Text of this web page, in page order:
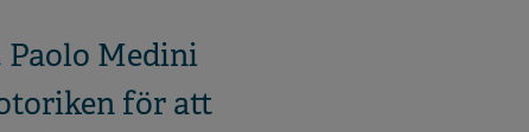
Medini
för att